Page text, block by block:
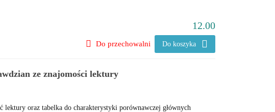
12.00
Do koszyka
Do przechowalni
ze znajomości lektury
lektury oraz tabelka do charakterystyki porównawczej głównych